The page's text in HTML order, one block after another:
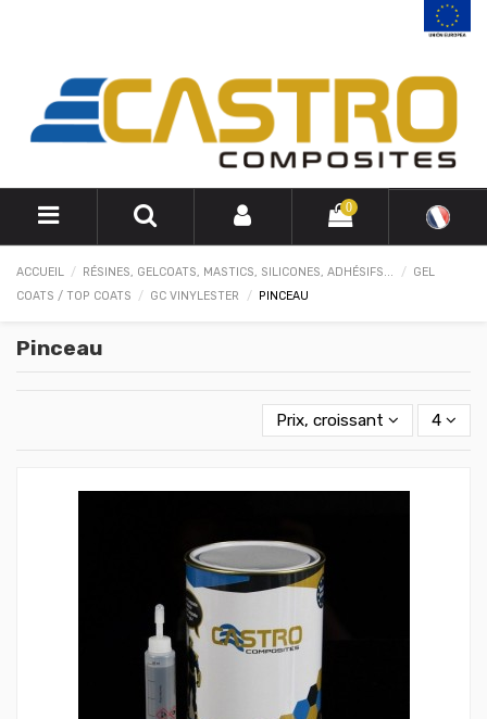
0
ACCUEIL RÉSINES, GELCOATS, MASTICS, SILICONES, ADHÉSIFS...
GEL
COATS / TOP COATS
GC VINYLESTER PINCEAU
Pinceau
Prix, croissant 4